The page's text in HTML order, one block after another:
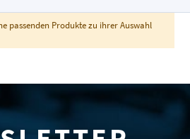
passenden Produkte zu ihrer Auswahl